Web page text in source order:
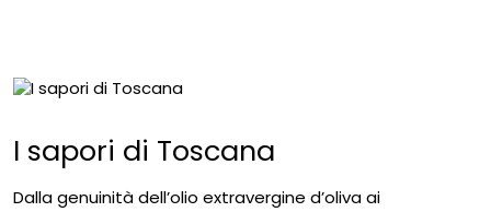
I sapori di Toscana
Dalla genuinità dell’olio extravergine d’oliva ai